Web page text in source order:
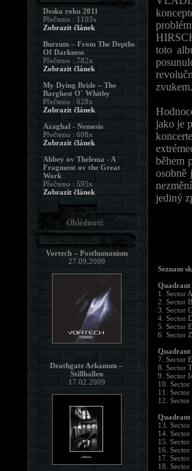
toto
zvukem.
jako je
během
osobně
jediný
Seznam
Quadrant
1. Sector
2. Sector
3. Sector
4. Sector
5. Sector
6. Sector
Quadrant
7. Sector
8. Sector
9. Sector
10. Sector
11. Sector
12. Sector
Quadrant
13.
14. Sector
15.
16. Sector
17. Sector
18. Sector
Deska roku 2011
Přečteno : 1103x
Zobrazit článek
Burzum – From The Depths
Of Darkness
Přečteno : 782x
Zobrazit článek
My Dying Bride – The
Barghest O´ Whitby
Přečteno : 628x
Zobrazit článek
Azaghal - Nemesis
Přečteno : 608x
Zobrazit článek
Abbey ov Thelema - A
Fragment ov the Great
Work
Přečteno : 595x
Zobrazit článek
Ohlédnutí:
Vortech – Posthumanism
27.09.2009
Deathgate Arkanum –
Stillhallen
17.02.2009